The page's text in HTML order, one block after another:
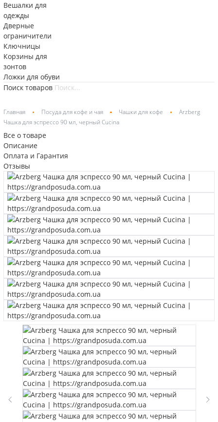
Вешалки для
одежды
Дверные
ограничители
Ключницы
Корзины для
зонтов
Ложки для обуви
Поиск товаров
Главная Посуда для кофе и чая Чашки для кофе
Arzberg
Чашка для эспрессо 90 мл, черный Cucina
Все о товаре
Описание
Оплата и Гарантия
Отзывы